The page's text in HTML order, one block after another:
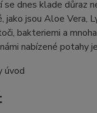
se dnes klade důraz
jako jsou Aloe Vera,
bakteriemi a
nabízené potahy